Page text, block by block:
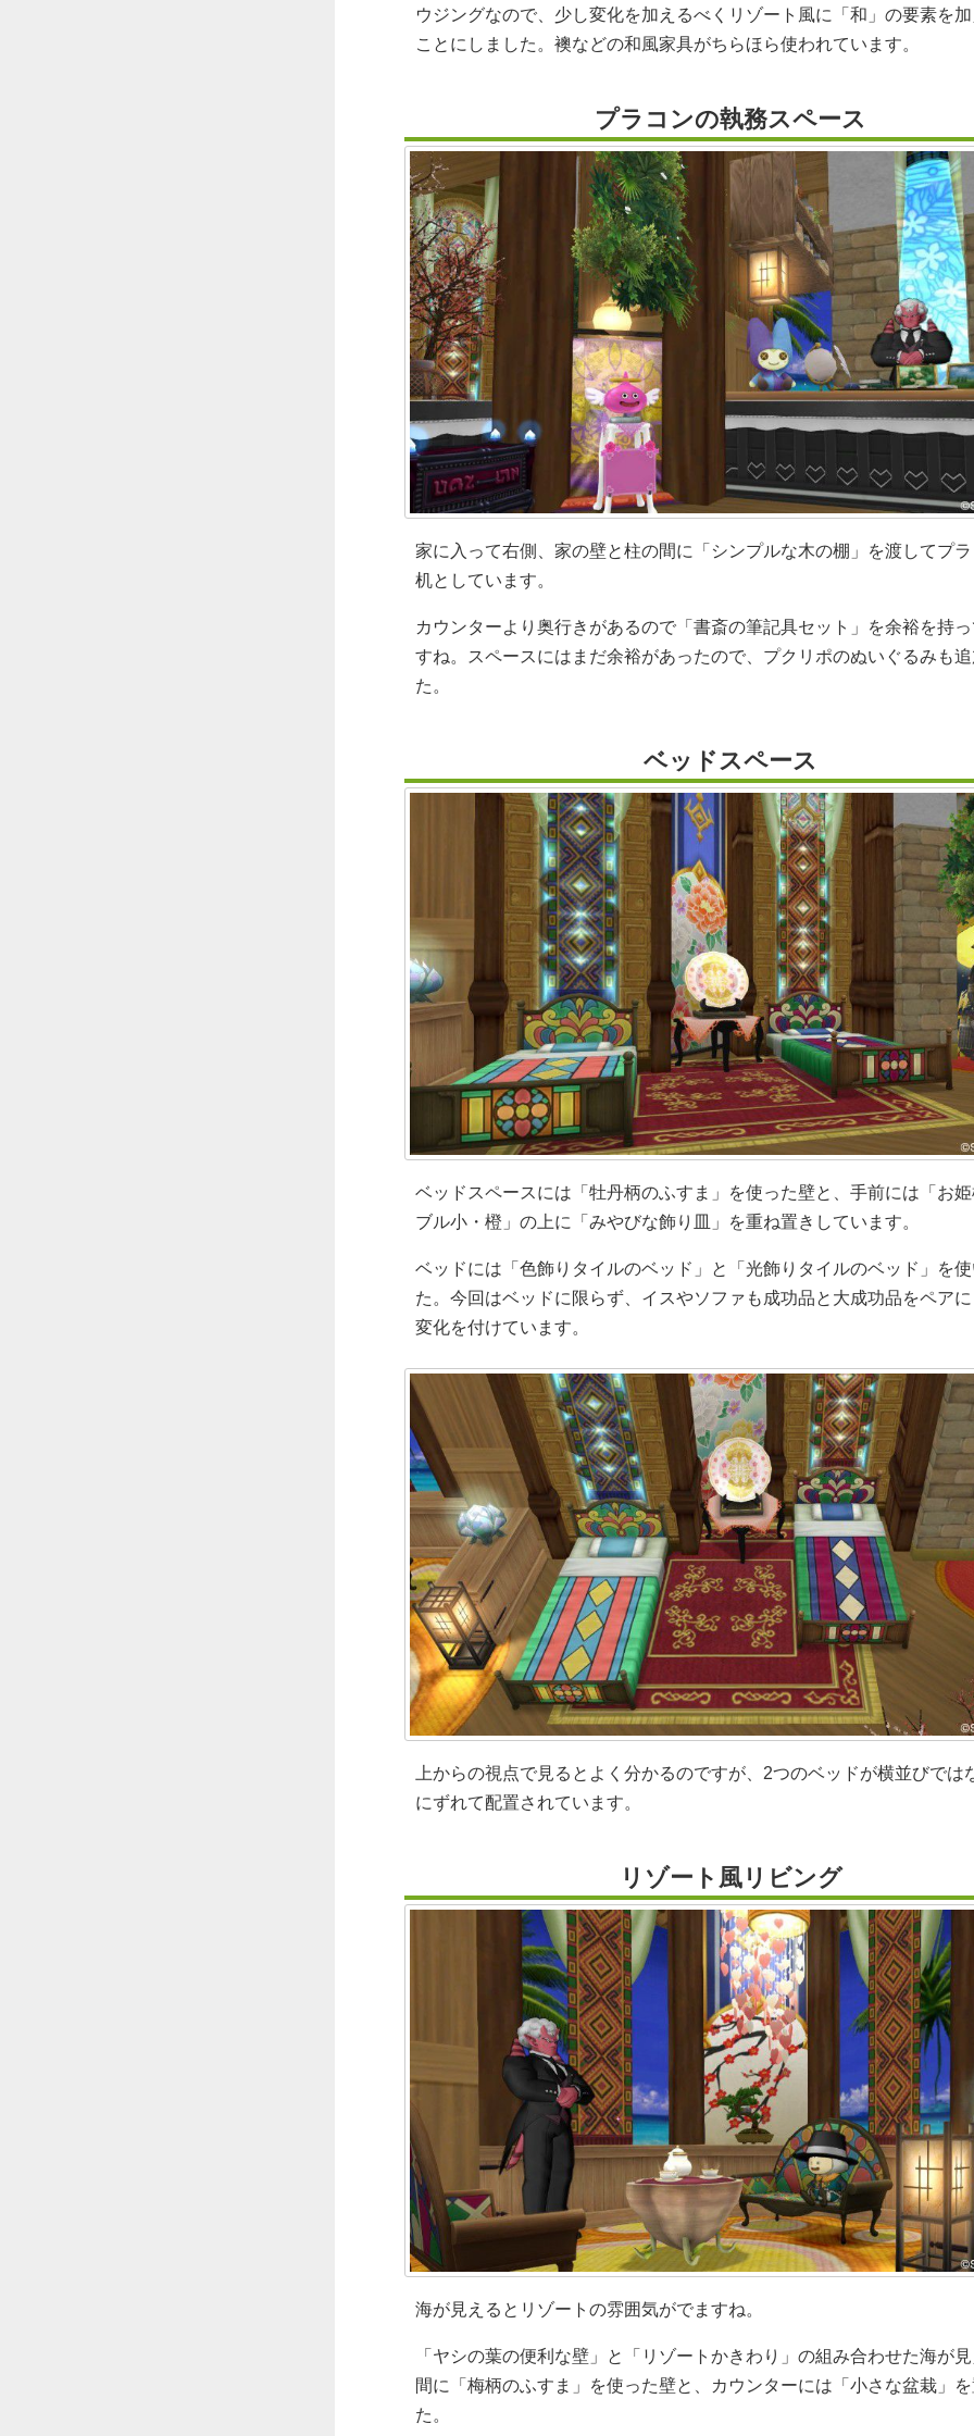
ウジングなので、少し変化を加えるべくリゾート風に「和」の要素を
ことにしました。襖などの和風家具がちらほら使われています。
プラコンの執務スペース
家に入って右側、家の壁と柱の間に「シンプルな木の棚」を渡してプ
机としています。
カウンターより奥行きがあるので「書斎の筆記具セット」を余裕を持
すね。スペースにはまだ余裕があったので、プクリポのぬいぐるみも
た。
ベッドスペース
ベッドスペースには「牡丹柄のふすま」を使った壁と、手前には「お
ブル小・橙」の上に「みやびな飾り皿」を重ね置きしています。
ベッドには「色飾りタイルのベッド」と「光飾りタイルのベッド」を
た。今回はベッドに限らず、イスやソファも成功品と大成功品をペア
変化を付けています。
上からの視点で見るとよく分かるのですが、2つのベッドが横並びでは
にずれて配置されています。
リゾート風リビング
海が見えるとリゾートの雰囲気がでますね。
「ヤシの葉の便利な壁」と「リゾートかきわり」の組み合わせた海が
間に「梅柄のふすま」を使った壁と、カウンターには「小さな盆栽」
た。